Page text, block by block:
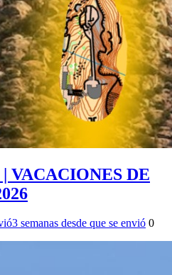
VACACIONES DE
3 semanas desde que se envió 0